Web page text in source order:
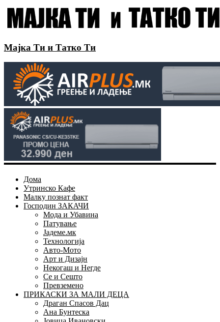
Мајка Ти и Татко Ти
Дома
Утринско Кафе
Малку познат факт
Господин ЗАКАЧИ
Мода и Убавина
Патување
Јадеме.мк
Технологија
Авто-Мото
Арт и Дизајн
Некогаш и Негде
Се и Сешто
Превземено
ПРИКАСКИ ЗА МАЛИ ДЕЦА
Драган Спасов Дац
Ана Бунтеска